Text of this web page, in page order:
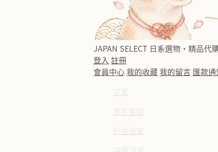
JAPAN SELECT 日系選物・精品代
登入 註冊
會員中心我的收藏我的留言 匯款
首頁
東京連線
新品現貨
特價現貨